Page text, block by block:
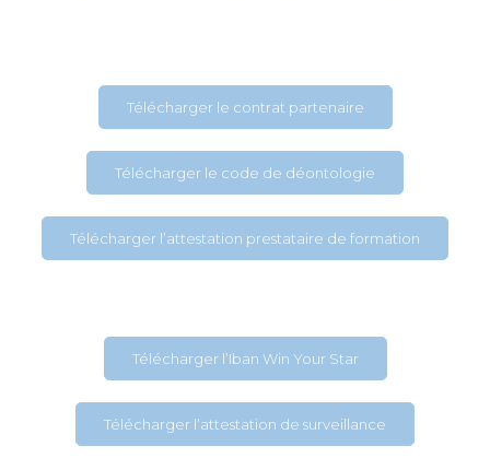
Télécharger le contrat partenaire
Télécharger le code de déontologie
Télécharger l’attestation prestataire de formation
Télécharger l’Iban Win Your Star
Télécharger l’attestation de surveillance